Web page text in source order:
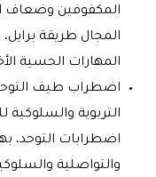
المكفوفين وضعاف
المجال طريقة
المهارات الحسية
اضطراب طيف
التربوية
اضطرابات التوحد،
والتواصلية